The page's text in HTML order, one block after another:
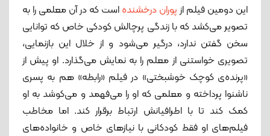
این دومین فیلم از پوران درخشنده است که در آن معلمی را به
تصویر می‌کشد که با زندگی پرچالش کودکی خاص که توانایی
سخن‌ گفتن ندارد، درگیر می‌شود و از خلال این بازنمایی،
تصویری خواستنی از معلم را به نمایش می‌گذارد. او پیش از
«پرنده‌ی کوچک خوشبختی» در فیلم «رابطه» هم به پسری
ناشنوا پرداخته و معلمی که او را می‌فهمد و می‌کوشد به او
کمک کند تا با اطرافیانش ارتباط برقرار کند. اما مخاطب
فیلم‌های او فقط کودکانی با نیازهای خاص و خانواده‌های